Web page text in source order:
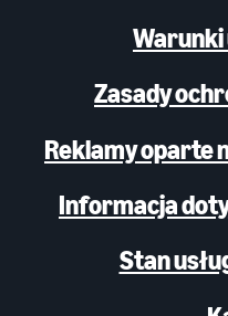
Zasady
Reklamy oparte
Informacja
Stan